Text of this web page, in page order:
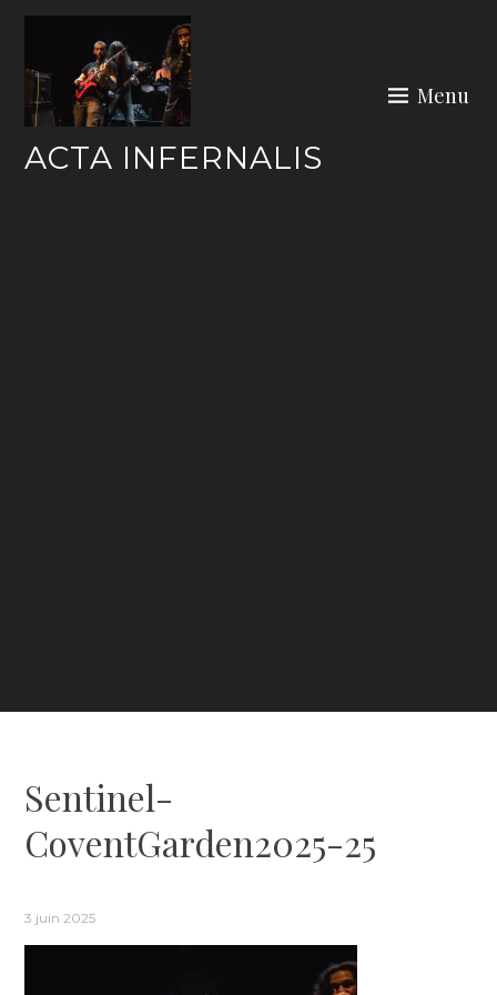
Skip
content
ACTA INFERNALIS
Menu
Sentinel-
CoventGarden2025-25
3 juin 2025